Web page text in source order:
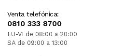
Venta telefónica:
0810 333 8700
LU-VI de 08:00 a 20:00
SA de 09:00 a 13:00